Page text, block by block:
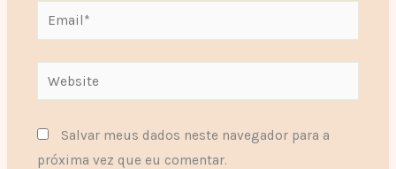
Email*
Website
Salvar meus dados neste navegador para a
próxima vez que eu comentar.